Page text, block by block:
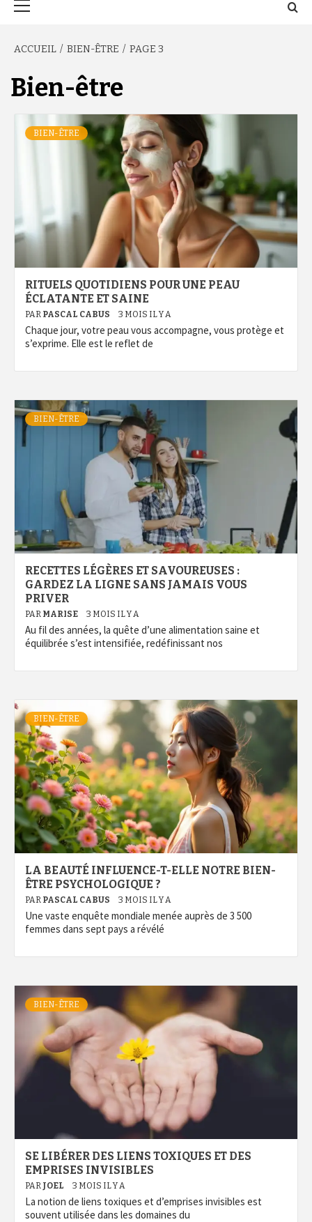
ACCUEIL BIEN-ÊTRE PAGE 3
Bien-être
BIEN-ÊTRE
RITUELS QUOTIDIENS POUR UNE PEAU
ÉCLATANTE ET SAINE
PAR PASCAL CABUS 3 MOIS IL Y A
Chaque jour, votre peau vous accompagne, vous protège et
s’exprime. Elle est le reflet de
BIEN-ÊTRE
RECETTES LÉGÈRES ET SAVOUREUSES :
GARDEZ LA LIGNE SANS JAMAIS VOUS
PRIVER
PAR MARISE 3 MOIS IL Y A
Au fil des années, la quête d’une alimentation saine et
équilibrée s’est intensifiée, redéfinissant nos
BIEN-ÊTRE
LA BEAUTÉ INFLUENCE-T-ELLE NOTRE BIEN-
ÊTRE PSYCHOLOGIQUE ?
PAR PASCAL CABUS 3 MOIS IL Y A
Une vaste enquête mondiale menée auprès de 3 500
femmes dans sept pays a révélé
BIEN-ÊTRE
SE LIBÉRER DES LIENS TOXIQUES ET DES
EMPRISES INVISIBLES
PAR JOEL 3 MOIS IL Y A
La notion de liens toxiques et d’emprises invisibles est
souvent utilisée dans les domaines du